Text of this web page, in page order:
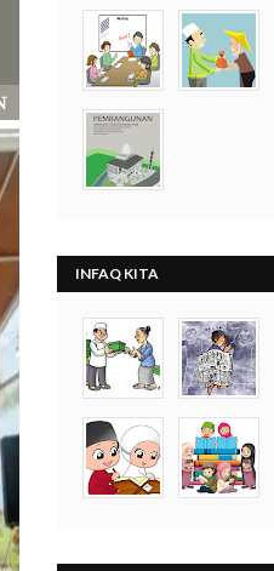
INFAQ KITA